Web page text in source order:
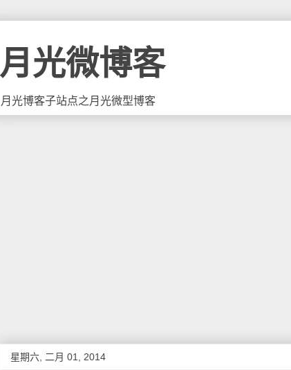
月光微博客
月光博客子站点之月光微型博客
星期六, 二月 01, 2014